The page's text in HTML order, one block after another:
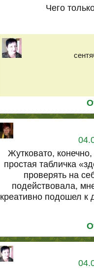
Чего
Жутковато,
простая табличка
проверять на
подействовала,
креативно подошел к